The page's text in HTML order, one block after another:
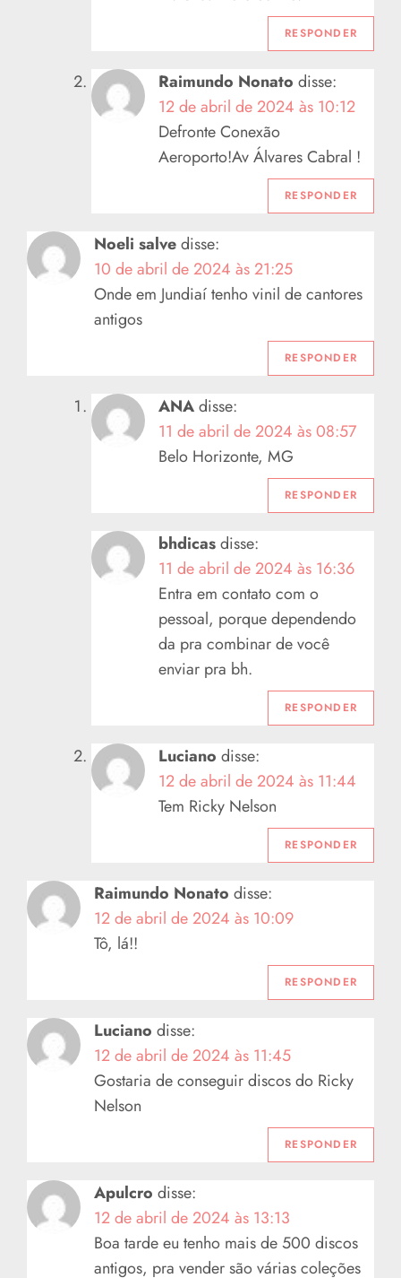
RESPONDER
Raimundo Nonato disse:
12 de abril de 2024 às 10:12
Defronte Conexão
Aeroporto!Av Álvares Cabral !
RESPONDER
Noeli salvedisse:
10 de abril de 2024 às 21:25
Onde em Jundiaí tenho vinil de cantores
antigos
RESPONDER
ANAdisse:
11 de abril de 2024 às 08:57
Belo Horizonte, MG
RESPONDER
bhdicasdisse:
11 de abril de 2024 às 16:36
Entra em contato com o
pessoal, porque dependendo
da pra combinar de você
enviar pra bh.
RESPONDER
Luciano disse:
12 de abril de 2024 às 11:44
Tem Ricky Nelson
RESPONDER
Raimundo Nonato disse:
12 de abril de 2024 às 10:09
Tô, lá!!
RESPONDER
Luciano disse:
12 de abril de 2024 às 11:45
Gostaria de conseguir discos do Ricky
Nelson
RESPONDER
Apulcro disse:
12 de abril de 2024 às 13:13
Boa tarde eu tenho mais de 500 discos
antigos, pra vender são várias coleções